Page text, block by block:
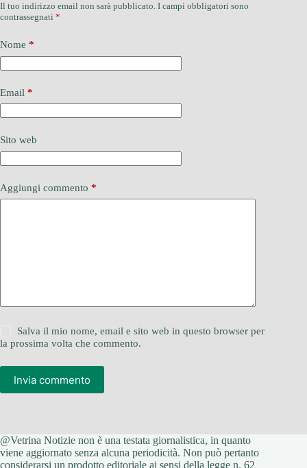
Il tuo indirizzo email non sarà pubblicato. I campi obbligatori sono
contrassegnati *
Nome *
Email *
Sito web
Aggiungi commento *
Salva il mio nome, email e sito web in questo browser per
la prossima volta che commento.
Invia commento
@Vetrina Notizie non è una testata giornalistica, in quanto
viene aggiornato senza alcuna periodicità. Non può pertanto
considerarsi un prodotto editoriale ai sensi della legge n. 62